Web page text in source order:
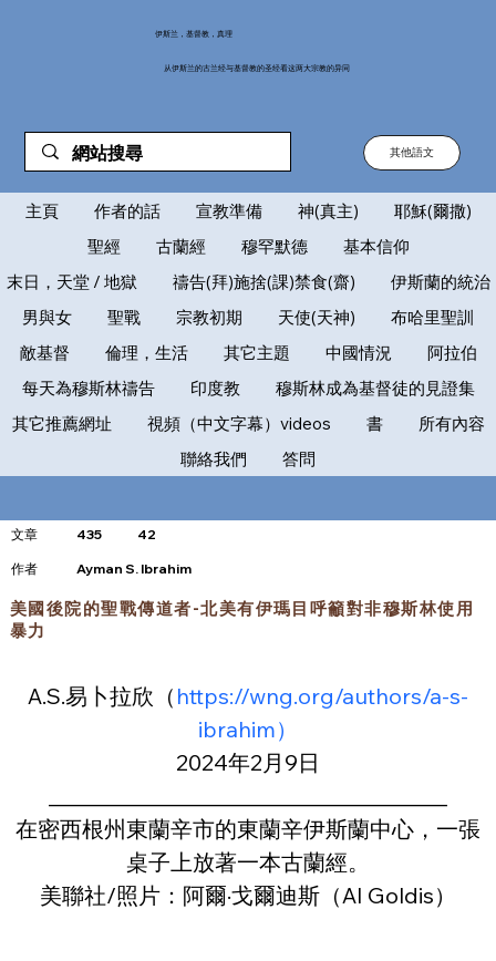
伊斯兰，基督教，真理
从伊斯兰的古兰经与基督教的圣经看这两大宗教的异同
其他語文
主頁 作者的話 宣教準備 神(真主)
耶穌(爾撒)
聖經
古蘭經 穆罕默德
基本信仰
末日，天堂 / 地獄
禱告(拜)施捨(課)禁食(齋)
伊斯蘭的統治
男與女
聖戰 宗教初期 天使(天神)
布哈里聖訓
敵基督
倫理，生活 其它主題 中國情況
阿拉伯
每天為穆斯林禱告
印度教
穆斯林成為基督徒的見證集
其它推薦網址
視頻（中文字幕）videos 書
所有內容
聯絡我們
答問
文章 435 42
​作者 Ayman S. Ibrahim
美國後院的聖戰傳道者-北美有伊瑪目呼籲對非穆斯林使用
暴力
A.S.易卜拉欣（ https://wng.org/authors/a-s-
ibrahim）
2024年2月9日
在密西根州東蘭辛市的東蘭辛伊斯蘭中心，一張
桌子上放著一本古蘭經。
美聯社/照片：阿爾·戈爾迪斯（Al Goldis）